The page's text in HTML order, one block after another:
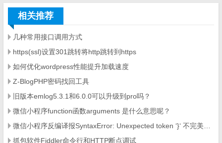
相关推荐
几种常用接口调用方式
https(ssl)设置301跳转将http跳转到https
如何优化wordpress性能提升加载速度
Z-BlogPHP密码找回工具
旧版本emlog5.3.1和6.0.0可以升级到pro吗？
微信小程序function函数arguments 是什么意思呢？
抓包软件Fiddler命令行和HTTP断点调试